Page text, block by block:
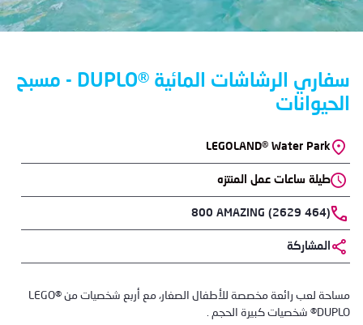
سفاري الرشاشات المائية ®DUPLO - مسبح
الحيوانات
Location
LEGOLAND® Water Park
طيلة ساعات عمل المنتزه
Phone
800 AMAZING (2629 464)
المشاركة
Body
مساحة لعب رائعة مخصصة للأطفال الصغار، مع أربع شخصيات من LEGO®
DUPLO® شخصيات كبيرة الحجم .